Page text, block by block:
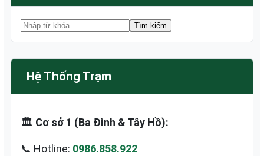
Hệ Thống Trạm
🏛️ Cơ sở 1 (Ba Đình & Tây Hồ):
📞 Hotline: 0986.858.922